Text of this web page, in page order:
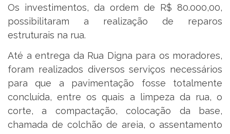
Os investimentos, da ordem de R$ 80.000,00,
possibilitaram a realização de reparos
estruturais na rua.
Até a entrega da Rua Digna para os moradores,
foram realizados diversos serviços necessários
para que a pavimentação fosse totalmente
concluída, entre os quais a limpeza da rua, o
corte, a compactação, colocação da base,
chamada de colchão de areia, o assentamento